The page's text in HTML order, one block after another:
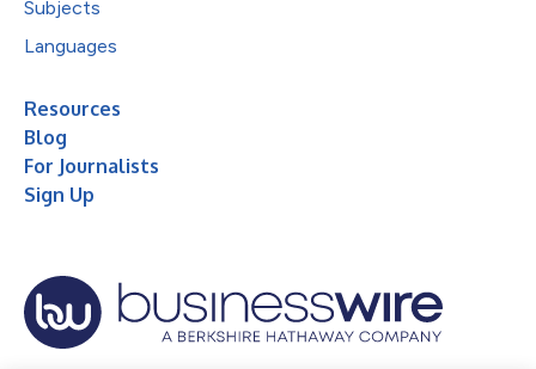
Subjects
Languages
Resources
Blog
For Journalists
Sign Up